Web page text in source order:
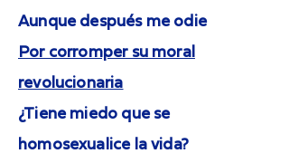
Aunque después me odie
Por corromper su moral
revolucionaria
¿Tiene miedo que se
homosexualice la vida?